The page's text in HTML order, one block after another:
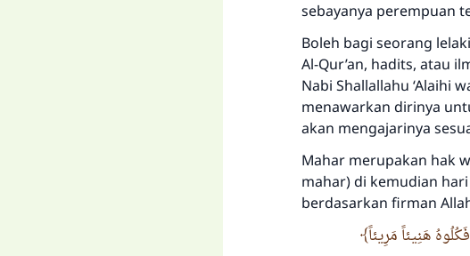
sebayanya perempuan
Boleh bagi seorang
Al-Qur’an, hadits, atau
Nabi Shallallahu ‘Alaihi
menawarkan dirinya
akan mengajarinya
Mahar merupakan hak
mahar) di kemudian
berdasarkan firman
هَنِيئاً مَرِيئاً